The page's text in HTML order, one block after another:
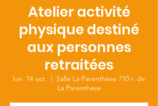
Atelier activité
physique destiné
aux personnes
retraitées
lun. 14 oct.
  |
Salle La Parenthèse 710 r. de
La Parenthèse